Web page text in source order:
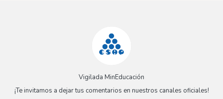
Vigilada MinEducación
¡Te invitamos a dejar tus comentarios en nuestros canales oficiales!